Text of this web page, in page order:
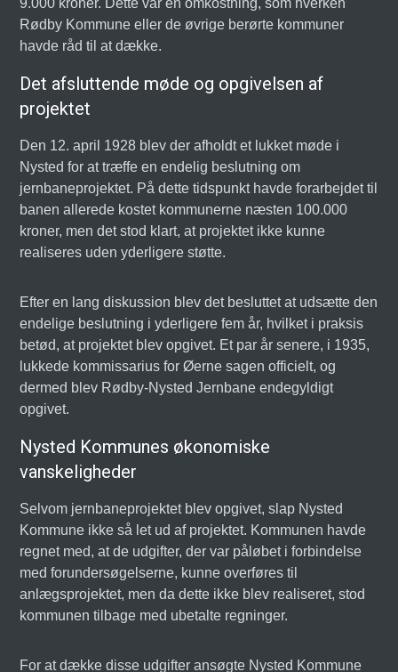
9.000 kroner. Dette var en omkostning, som hverken
Rødby Kommune eller de øvrige berørte kommuner
havde råd til at dække.
Det afsluttende møde og opgivelsen af
projektet
Den 12. april 1928 blev der afholdt et lukket møde i
Nysted for at træffe en endelig beslutning om
jernbaneprojektet. På dette tidspunkt havde forarbejdet til
banen allerede kostet kommunerne næsten 100.000
kroner, men det stod klart, at projektet ikke kunne
realiseres uden yderligere støtte.
Efter en lang diskussion blev det besluttet at udsætte den
endelige beslutning i yderligere fem år, hvilket i praksis
betød, at projektet blev opgivet. Et par år senere, i 1935,
lukkede kommissarius for Øerne sagen officielt, og
dermed blev Rødby-Nysted Jernbane endegyldigt
opgivet.
Nysted Kommunes økonomiske
vanskeligheder
Selvom jernbaneprojektet blev opgivet, slap Nysted
Kommune ikke så let ud af projektet. Kommunen havde
regnet med, at de udgifter, der var påløbet i forbindelse
med forundersøgelserne, kunne overføres til
anlægsprojektet, men da dette ikke blev realiseret, stod
kommunen tilbage med ubetalte regninger.
For at dække disse udgifter ansøgte Nysted Kommune